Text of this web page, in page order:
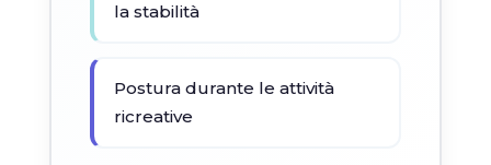
la stabilità
Postura durante le attività
ricreative